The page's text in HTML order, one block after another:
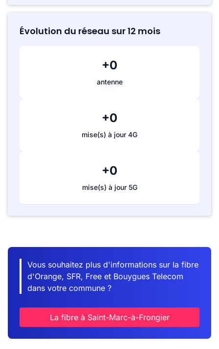
Évolution du réseau sur 12 mois
+0
antenne
+0
mise(s) à jour 4G
+0
mise(s) à jour 5G
Vous souhaitez plus d'informations sur la fibre
d'Orange, SFR, Free et Bouygues Telecom
dans votre commune ?
La fibre à Saint-Marc-à-Frongier